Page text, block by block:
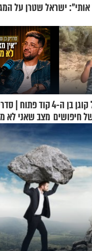
אותי": ישראל שטרן על
בחסדי שמיים: יובל קוגן בן ה-4
חיפושים
קוד פתוח |
מצב שאני לא
בבוקר בהנחת